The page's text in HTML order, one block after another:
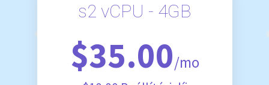
s2 vCPU - 4GB
$35.00/mo